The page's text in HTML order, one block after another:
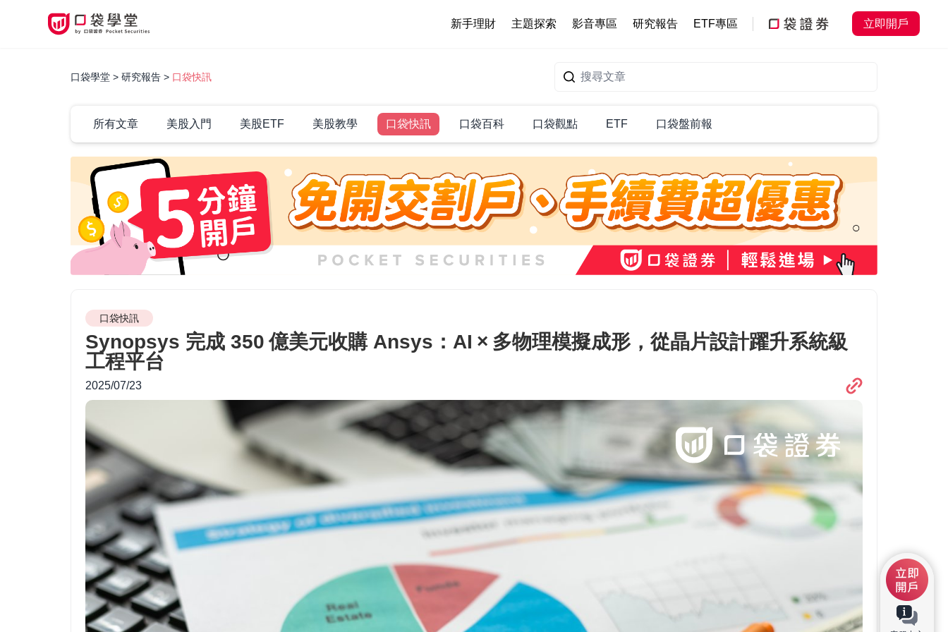
新手理財 主題探索 影音專區 研究報告 ETF專區 立即開戶
口袋學堂 研究報告 口袋快訊
所有文章 美股入門 美股ETF 美股教學 口袋快訊 口袋百科 口袋觀點 ETF 口袋盤前報
口袋快訊
Synopsys 完成 350 億美元收購 Ansys：AI × 多物理模擬成形，從晶片設計躍升系統級
工程平台
2025/07/23